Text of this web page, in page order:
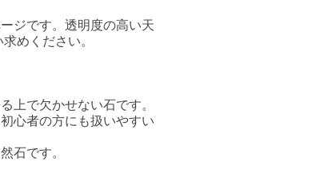
ジです。透明度の高い天
めください。
上で欠かせない石です。
心者の方にも扱いやすい
石です。